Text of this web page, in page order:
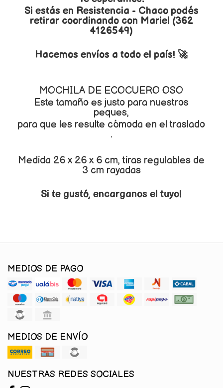
Si estás en Resistencia - Chaco podés
retirar coordinando con Mariel (362
4126549)
Hacemos envíos a todo el país! 🚀
MOCHILA DE ECOCUERO OSO
Este tamaño es justo para nuestros
peques,
para que les resulte cómoda en el traslado
.
Medida 26 x 26 x 6 cm, tiras regulables de
3 cm rayadas
Si te gustó, encarganos el tuyo!
MEDIOS DE PAGO
MEDIOS DE ENVÍO
NUESTRAS REDES SOCIALES